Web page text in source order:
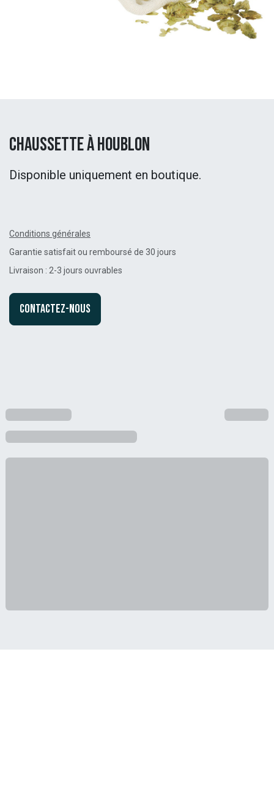
Chaussette à houblon
Disponible uniquement en boutique.
Conditions générales
Garantie satisfait ou remboursé de 30 jours
Livraison : 2-3 jours ouvrables
Contactez-nous